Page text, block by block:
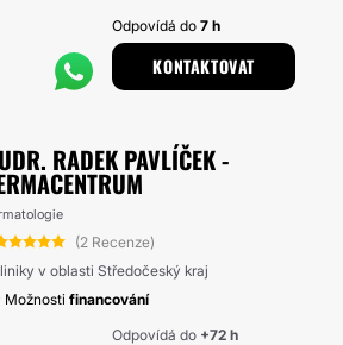
Odpovídá do7 h
KONTAKTOVAT
RADEK PAVLÍČEK -
(2 Recenze)
v oblasti Středočeský kraj
Možnosti financování
Odpovídá do +72 h